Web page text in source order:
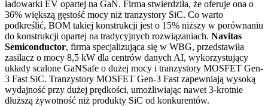
ładowarki EV opartej na GaN. Firma stwierdziła, że ​​oferuje ona o
36% większą gęstość mocy niż tranzystory SiC. Co warto
podkreślić, BOM takiej konstrukcji jest o 15% niższy w porównaniu
do konstrukcji opartej na tradycyjnych rozwiązaniach. Navitas
Semiconductor, firma specjalizująca się w WBG, przedstawiła
zasilacz o mocy 8,5 kW dla centrów danych AI, wykorzystujący
układy scalone GaNSafe o dużej mocy i tranzystory MOSFET Gen-
3 Fast SiC. Tranzystory MOSFET Gen-3 Fast zapewniają wysoką
wydajność przy dużej prędkości, umożliwiając nawet 3-krotnie
dłuższą żywotność niż produkty SiC od konkurentów.